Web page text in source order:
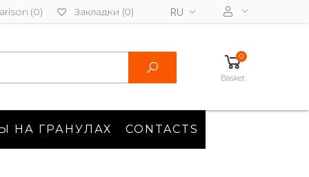
(0) Закладки (0) RU
0
Basket
НА ГРАНУЛАХ CONTACTS